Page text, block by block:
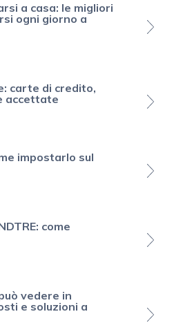
a casa: le migliori
ogni giorno a
carte di credito,
accettate
impostarlo sul
come
vedere in
e soluzioni a